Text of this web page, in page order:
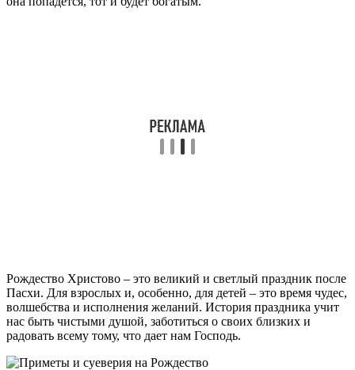
Рождество Христово – это великий и светлый праздник после
Пасхи. Для взрослых и, особенно, для детей – это время чудес,
волшебства и исполнения желаний. История праздника учит
нас быть чистыми душой, заботиться о своих близких и
радовать всему тому, что дает нам Господь.